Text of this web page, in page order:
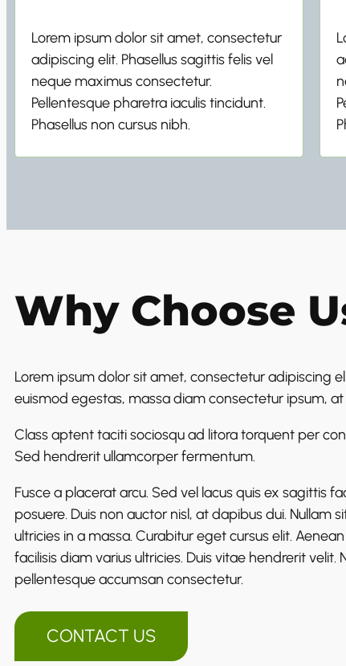
Lorem ipsum dolor sit amet, consectetur
adipiscing elit. Phasellus sagittis felis vel
neque maximus consectetur.
Pellentesque pharetra iaculis tincidunt.
Phasellus non cursus nibh.
Why Choose
Lorem ipsum dolor sit amet, consectetur adipiscing
euismod egestas, massa diam consectetur ipsum,
Class aptent taciti sociosqu ad litora torquent per
Sed hendrerit ullamcorper fermentum.
Fusce a placerat arcu. Sed vel lacus quis ex sagittis
posuere. Duis non auctor nisl, at dapibus dui. Nullam
ultricies in a massa. Curabitur eget cursus elit.
facilisis diam varius ultricies. Duis vitae hendrerit
pellentesque accumsan consectetur.
CONTACT US